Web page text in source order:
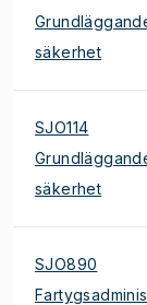
säkerhet
SJO114
säkerhet
SJO890